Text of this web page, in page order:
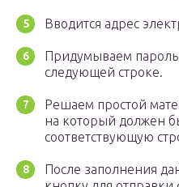
Вводится адрес
Придумываем
следующей строке.
Решаем простой
на который должен
соответствующую
После заполнения